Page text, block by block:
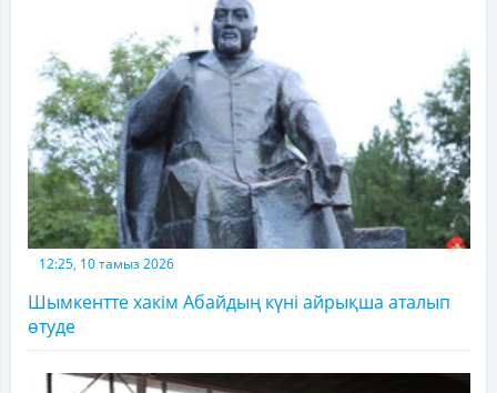
12:25, 10 тамыз 2026
Шымкентте хакім Абайдың күні айрықша аталып
өтуде